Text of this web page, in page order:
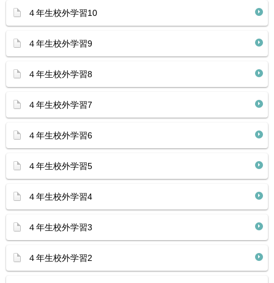
４年生校外学習10
４年生校外学習9
４年生校外学習8
４年生校外学習7
４年生校外学習6
４年生校外学習5
４年生校外学習4
４年生校外学習3
４年生校外学習2